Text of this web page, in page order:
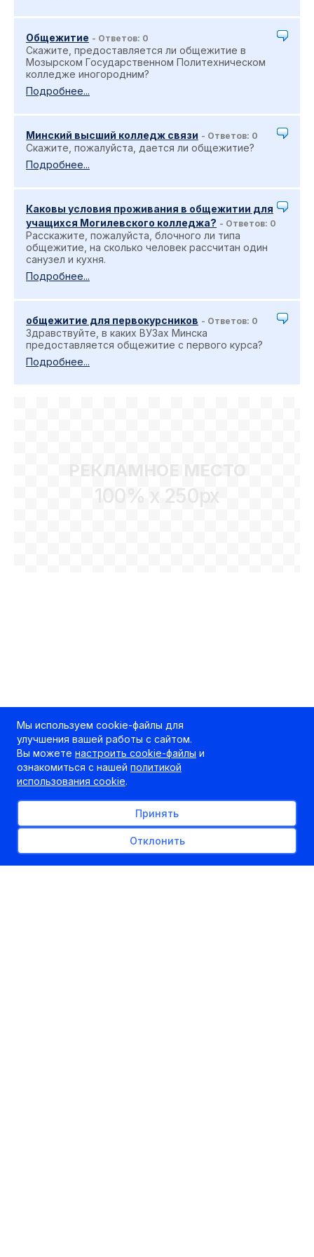
Общежитие - Ответов: 0
Скажите, предоставляется ли общежитие в
Мозырском Государственном Политехническом
колледже иногородним?
Подробнее...
Минский высший колледж связи - Ответов: 0
Скажите, пожалуйста, дается ли общежитие?
Подробнее...
Каковы условия проживания в общежитии для
учащихся Могилевского колледжа? - Ответов: 0
Расскажите, пожалуйста, блочного ли типа
общежитие, на сколько человек рассчитан один
санузел и кухня.
Подробнее...
общежитие для первокурсников - Ответов: 0
Здравствуйте, в каких ВУЗах Минска
предоставляется общежитие с первого курса?
Подробнее...
РЕКЛАМНОЕ МЕСТО
100% x 250px
Мы используем cookie-файлы для
улучшения вашей работы с сайтом.
Вы можете настроить cookie-файлы и
ознакомиться с нашей политикой
использования cookie.
Принять
Отклонить